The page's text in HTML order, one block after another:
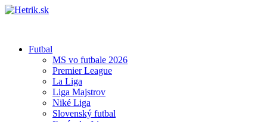
Futbal
MS vo futbale 2026
Premier League
La Liga
Liga Majstrov
Niké Liga
Slovenský futbal